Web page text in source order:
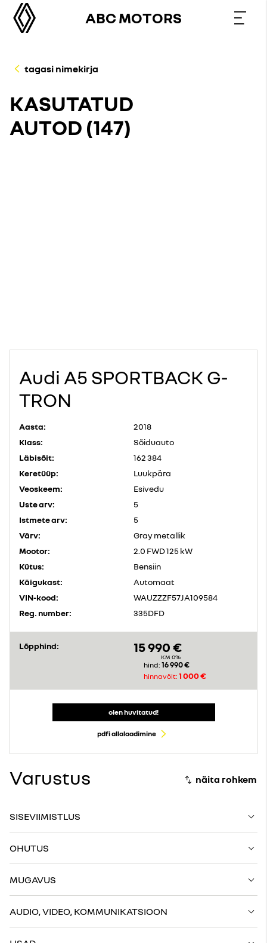
ABC MOTORS
tagasi nimekirja
KASUTATUD
AUTOD (147)
Audi A5 SPORTBACK G-
TRON
Aasta:
2018
Klass:
Sõiduauto
Läbisõit:
162 384
Keretüüp:
Luukpära
Veoskeem:
Esivedu
Uste arv:
5
Istmete arv:
5
Värv:
Gray metallik
Mootor:
2.0 FWD 125 kW
Kütus:
Bensiin
Käigukast:
Automaat
VIN-kood:
WAUZZZF57JA109584
Reg. number:
335DFD
Lõpphind: 15 990 €
KM 0%
hind: 16 990 €
hinnavõit: 1 000 €
olen huvitatud!
pdfi allalaadimine
Varustus
SISEVIIMISTLUS
OHUTUS
MUGAVUS
AUDIO, VIDEO, KOMMUNIKATSIOON